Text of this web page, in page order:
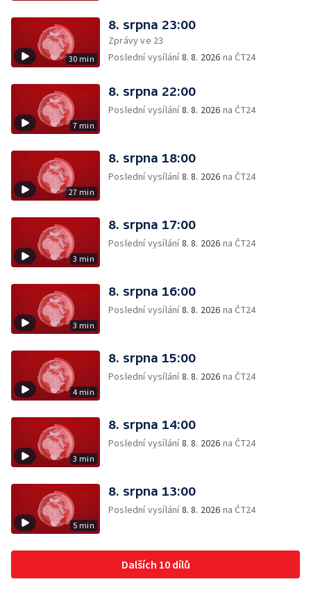
30 min
8. srpna 23:00
Zprávy ve 23
Poslední vysílání8. 8. 2026 na ČT24
7 min
8. srpna 22:00
Poslední vysílání8. 8. 2026 na ČT24
27 min
8. srpna 18:00
Poslední vysílání8. 8. 2026 na ČT24
3 min
8. srpna 17:00
Poslední vysílání8. 8. 2026 na ČT24
3 min
8. srpna 16:00
Poslední vysílání8. 8. 2026 na ČT24
4 min
8. srpna 15:00
Poslední vysílání8. 8. 2026 na ČT24
3 min
8. srpna 14:00
Poslední vysílání8. 8. 2026 na ČT24
5 min
8. srpna 13:00
Poslední vysílání8. 8. 2026 na ČT24
Dalších 10 dílů